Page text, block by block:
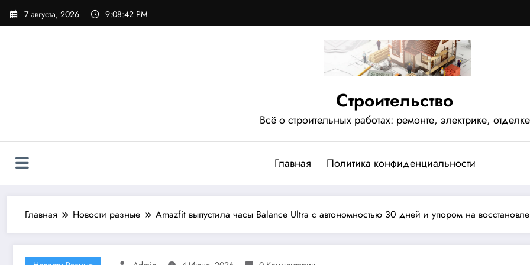
Перейти
7 августа, 2026 9:08:43 PM
Строительство
Всё о строительных работах: ремонте, электрике, отделке
Главная Политика конфиденциальности
Главная Новости разные Amazfit выпустила часы Balance Ultra с автономностью 30 дней и упором на